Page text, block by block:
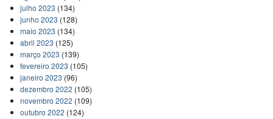
julho 2023 (134)
junho 2023 (128)
maio 2023 (134)
abril 2023 (125)
março 2023 (139)
fevereiro 2023 (105)
janeiro 2023 (96)
dezembro 2022 (105)
novembro 2022 (109)
outubro 2022 (124)